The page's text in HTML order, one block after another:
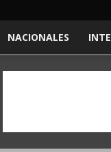
NACIONALES